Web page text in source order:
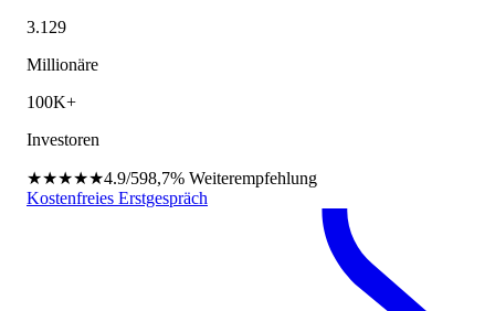
3.129
Millionäre
100K+
Investoren
★★★★★4.9/598,7% Weiterempfehlung
Kostenfreies Erstgespräch